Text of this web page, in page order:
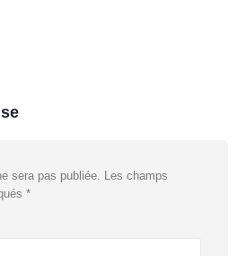
sera pas publiée. Les champs
*